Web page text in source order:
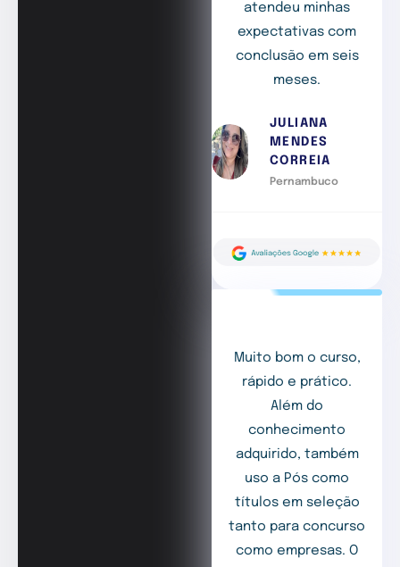
atendeu minhas
expectativas com
conclusão em seis
meses.
JULIANA
MENDES
CORREIA
Pernambuco
Muito bom o curso,
rápido e prático.
Além do
conhecimento
adquirido, também
uso a Pós como
títulos em seleção
tanto para concurso
como empresas. O